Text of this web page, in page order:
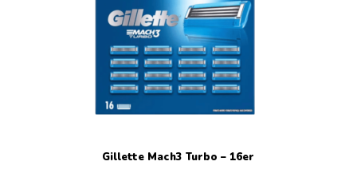
Gillette Mach3 Turbo – 16er